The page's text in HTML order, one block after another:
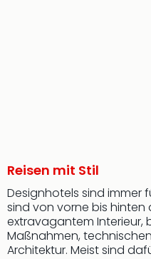
Reisen mit Stil
Designhotels sind immer
sind von vorne bis
extravagantem Interieur,
Maßnahmen,
Architektur. Meist sind